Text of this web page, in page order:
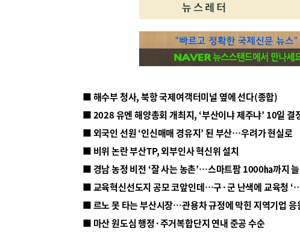
■ 해수부 청사, 북항 국제여객터미널 옆에 선다(종합)
■ 2028 유엔 해양총회 개최지, ‘부산이냐 제주냐’ 10일 결
■ 외국인 선원 ‘인신매매 경유지’ 된 부산…우려가 현실로
■ 비위 논란 부산TP, 외부인사 혁신위 설치
■ 교육혁신선도지 공모 코앞인
■ 르노 못 타는 부산시장…관용차 규정에 막힌 지역기업 응
■ 마산 원도심 행정·주거복합단지 연내 준공 수순